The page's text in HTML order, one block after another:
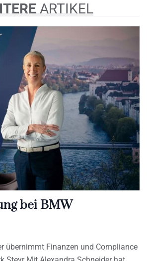
ARTIKEL
bei BMW
übernimmt Finanzen und Compliance